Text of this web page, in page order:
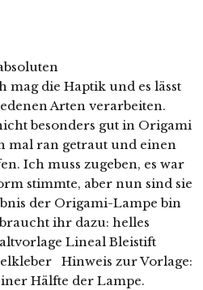
die Haptik und es lässt
Arten verarbeiten.
besonders gut in Origami
mal ran getraut und einen
Ich muss zugeben, es war
stimmte, aber nun sind sie
der Origami-Lampe bin
ihr dazu: helles
Lineal Bleistift
Hinweis zur Vorlage:
Hälfte der Lampe.